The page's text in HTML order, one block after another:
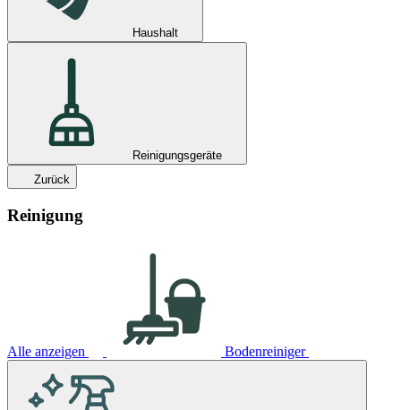
Haushalt
Reinigungsgeräte
Zurück
Reinigung
Alle anzeigen Bodenreiniger